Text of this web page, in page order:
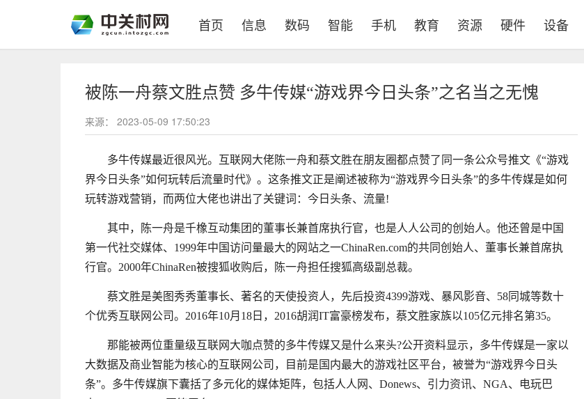
首页 (current)
信息 数码 智能 手机 教育 资源 硬件 设备
被陈一舟蔡文胜点赞 多牛传媒“游戏界今日头条”之名当之无愧
来源： 2023-05-09 17:50:23
多牛传媒最近很风光。互联网大佬陈一舟和蔡文胜在朋友圈都点赞了同一条公众号推文《“游戏
界今日头条”如何玩转后流量时代》。这条推文正是阐述被称为“游戏界今日头条”的多牛传媒是如何
玩转游戏营销，而两位大佬也讲出了关键词：今日头条、流量!
其中，陈一舟是千橡互动集团的董事长兼首席执行官，也是人人公司的创始人。他还曾是中国
第一代社交媒体、1999年中国访问量最大的网站之一ChinaRen.com的共同创始人、董事长兼首席执
行官。2000年ChinaRen被搜狐收购后，陈一舟担任搜狐高级副总裁。
蔡文胜是美图秀秀董事长、著名的天使投资人，先后投资4399游戏、暴风影音、58同城等数十
个优秀互联网公司。2016年10月18日，2016胡润IT富豪榜发布，蔡文胜家族以105亿元排名第35。
那能被两位重量级互联网大咖点赞的多牛传媒又是什么来头?公开资料显示，多牛传媒是一家以
大数据及商业智能为核心的互联网公司，目前是国内最大的游戏社区平台，被誉为“游戏界今日头
条”。多牛传媒旗下囊括了多元化的媒体矩阵，包括人人网、Donews、引力资讯、NGA、电玩巴